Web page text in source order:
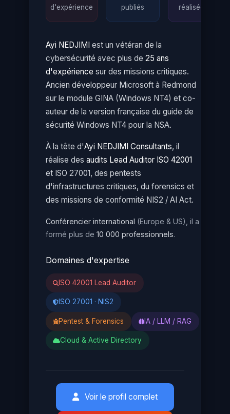
d'expérience
publiés
réalisées
Ayi NEDJIMI est un vétéran de la
cybersécurité avec plus de 25 ans
d'expérience sur des missions critiques.
Ancien développeur Microsoft à Redmond
sur le module GINA (Windows NT4) et co-
auteur de la version française du guide de
sécurité Windows NT4 pour la NSA.
À la tête d'Ayi NEDJIMI Consultants, il
réalise des audits Lead Auditor ISO 42001
et ISO 27001, des pentests
d'infrastructures critiques, du forensics et
des missions de conformité NIS2 / AI Act.
Conférencier international (Europe & US), il a
formé plus de 10 000 professionnels.
Domaines d'expertise
ISO 42001 Lead Auditor
ISO 27001 · NIS2
Pentest & Forensics IA / LLM / RAG
Cloud & Active Directory
Voir le profil complet